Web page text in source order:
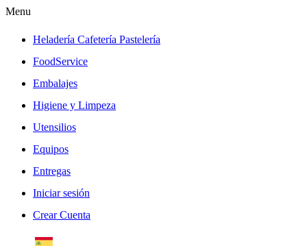
Menu
Heladería Cafetería Pastelería
FoodService
Embalajes
Higiene y Limpeza
Utensilios
Equipos
Entregas
Iniciar sesión
Crear Cuenta